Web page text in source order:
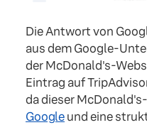
Die Antwort von
aus dem Google-
der McDonald's-
Eintrag auf
da dieser
Googleund eine